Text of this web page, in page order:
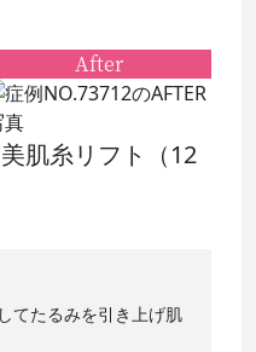
肌糸リフト（12
てたるみを引き上げ肌
After